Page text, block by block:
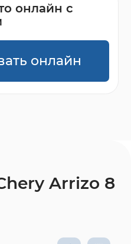
онлайн с
онлайн
Arrizo 8